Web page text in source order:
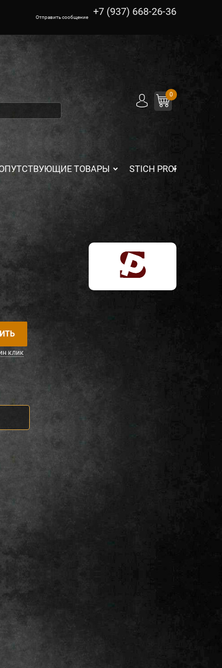
Отправить сообщение +7 (937) 668-26-36
0
ТОВАРЫ STICH PROFI
клик